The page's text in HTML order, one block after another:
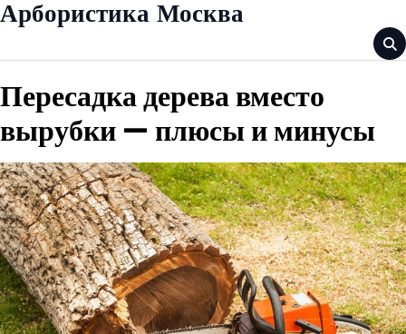
Skip
Арбористика Москва
Пересадка дерева вместо
вырубки — плюсы и минусы